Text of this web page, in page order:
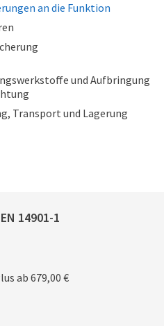
an die Funktion
und Aufbringung
Transport und Lagerung
14901-1
ab 679,00 €